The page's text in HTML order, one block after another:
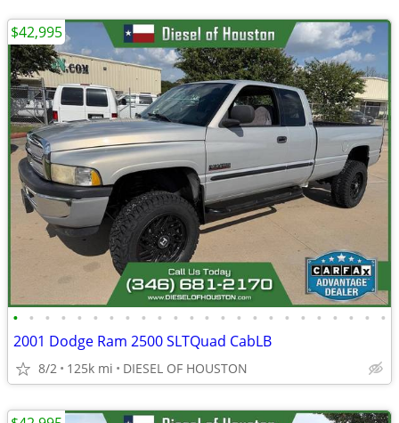
• • • • • • • • • • • • • • • • • • • • • • • •
2001 Dodge Ram 2500 SLTQuad CabLB
8/2 125k mi DIESEL OF HOUSTON
$42,995